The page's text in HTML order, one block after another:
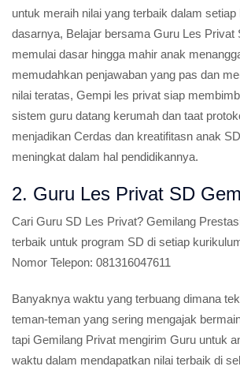
untuk meraih nilai yang terbaik dalam
dasarnya, Belajar bersama Guru Les Privat
memulai dasar hingga mahir anak
memudahkan penjawaban yang pas dan
nilai teratas, Gempi les privat siap
sistem guru datang kerumah dan taat
menjadikan Cerdas dan kreatifitasn anak
meningkat dalam hal pendidikannya.
2. Guru Les Privat SD
Cari Guru SD Les Privat? Gemilang
terbaik untuk program SD di setiap
Nomor Telepon: 081316047611
Banyaknya waktu yang terbuang dimana
teman-teman yang sering mengajak
tapi Gemilang Privat mengirim Guru untuk
waktu dalam mendapatkan nilai terbaik di